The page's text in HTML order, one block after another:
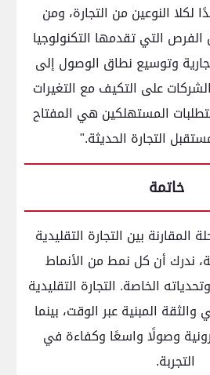
لكلا النوعين من التجارة، ومن
التي تقدمها التكنولوجيا
وتوسيع نطاق الوصول إلى
على التكيف مع التغيرات
المستهلكين هي المفتاح
التجارة الحديثة."
خاتمة
بين التجارة التقليدية
ندرك أن كل نمط من الأنماط
الخاصة. التجارة التقليدية
المبنية عبر الوقت، بينما
وصولًا واسعًا وكفاءة في
التجربة.